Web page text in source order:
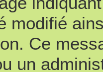
modifié
Ce
un